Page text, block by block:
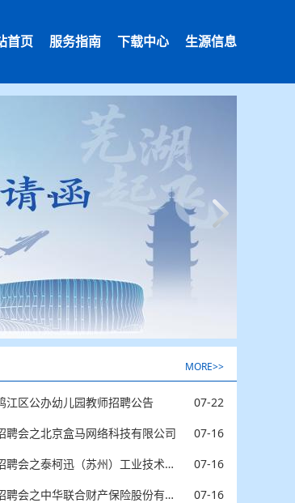
首页 服务指南 下载中心 生源信息
MORE>>
江区公办幼儿园教师招聘公告 07-22
聘会之北京盒马网络科技有限公司 07-16
会之泰柯迅（苏州）工业技术有限公司 07-16
中华联合财产保险股份有限公司蚌埠中心支公司 07-16